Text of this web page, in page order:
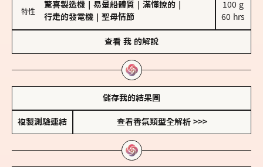
特性
驚喜製造機 易暈船體質 滿懂撩的
行走的發電機
聖母情節
100 g
60 hrs
查看 我 的解說
儲存我的結果圖
複製測驗連結 查看香氛類型全解析 >>>